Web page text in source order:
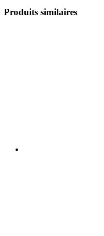
Produits similaires